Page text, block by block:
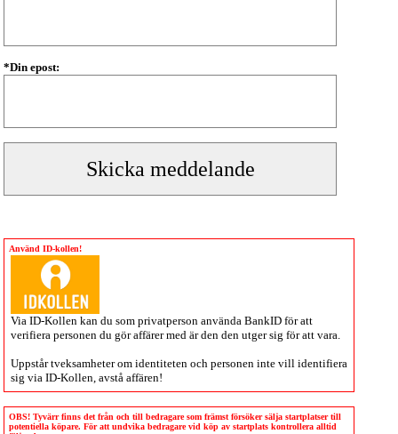
*Din epost:
Använd ID-kollen!
Via ID-Kollen kan du som privatperson använda BankID för att
verifiera personen du gör affärer med är den den utger sig för att vara.
Uppstår tveksamheter om identiteten och personen inte vill identifiera
sig via ID-Kollen , avstå affären!
OBS! Tyvärr finns det från och till bedragare som främst försöker sälja startplatser till
potentiella köpare. För att undvika bedragare vid köp av startplats kontrollera alltid